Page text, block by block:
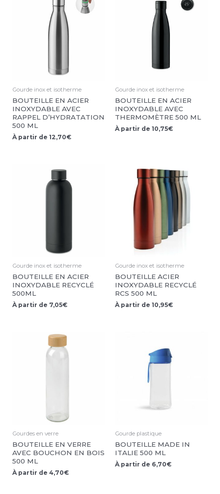
Gourde inox et isotherme
BOUTEILLE EN ACIER
INOXYDABLE AVEC
RAPPEL D’HYDRATATION
500 ML
À partir de 12,70€
Gourde inox et isotherme
BOUTEILLE EN ACIER
INOXYDABLE AVEC
THERMOMÈTRE 500 ML
À partir de 10,75€
Gourde inox et isotherme
BOUTEILLE EN ACIER
INOXYDABLE RECYCLÉ
500ML
À partir de 7,05€
Gourde inox et isotherme
BOUTEILLE ACIER
INOXYDABLE RECYCLÉ
RCS 500 ML
À partir de 10,95€
Gourdes en verre
BOUTEILLE EN VERRE
AVEC BOUCHON EN BOIS
500 ML
À partir de 4,70€
Gourde plastique
BOUTEILLE MADE IN
ITALIE 500 ML
À partir de 6,70€